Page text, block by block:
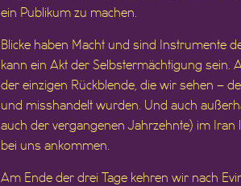
ein Publikum zu machen.
Blicke haben Macht und sind Instrumente
kann ein Akt der Selbstermächtigung sein.
der einzigen Rückblende, die wir sehen –
und misshandelt wurden. Und auch
auch der vergangenen Jahrzehnte) im
bei uns ankommen.
Am Ende der drei Tage kehren wir nach